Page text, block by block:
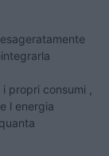
propri consumi ,
l energia